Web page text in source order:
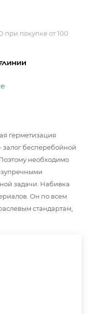
при покупке от 100
герметизация
залог бесперебойной
необходимо
задачи. Набивка
Он по всем
стандартам,